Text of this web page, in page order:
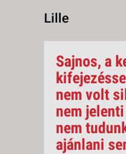
Lille
Sajnos, a
nem volt
nem
nem
ajánlani